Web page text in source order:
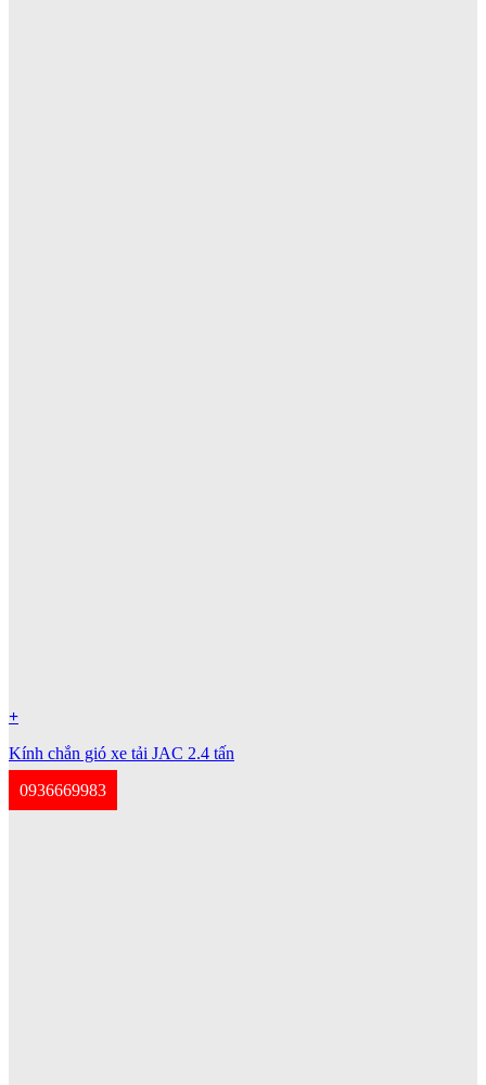
+
Kính chắn gió xe tải JAC 2.4 tấn
0936669983